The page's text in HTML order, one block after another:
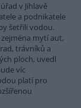
v Jihlavě
a podnikatele
šetřili vodou.
mytí aut,
trávníků a
ploch, uvedl
víc
platí pro